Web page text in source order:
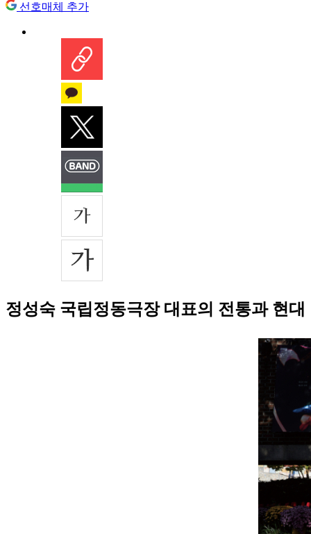
선호매체 추가
정성숙 국립정동극장 대표의 전통과 현대